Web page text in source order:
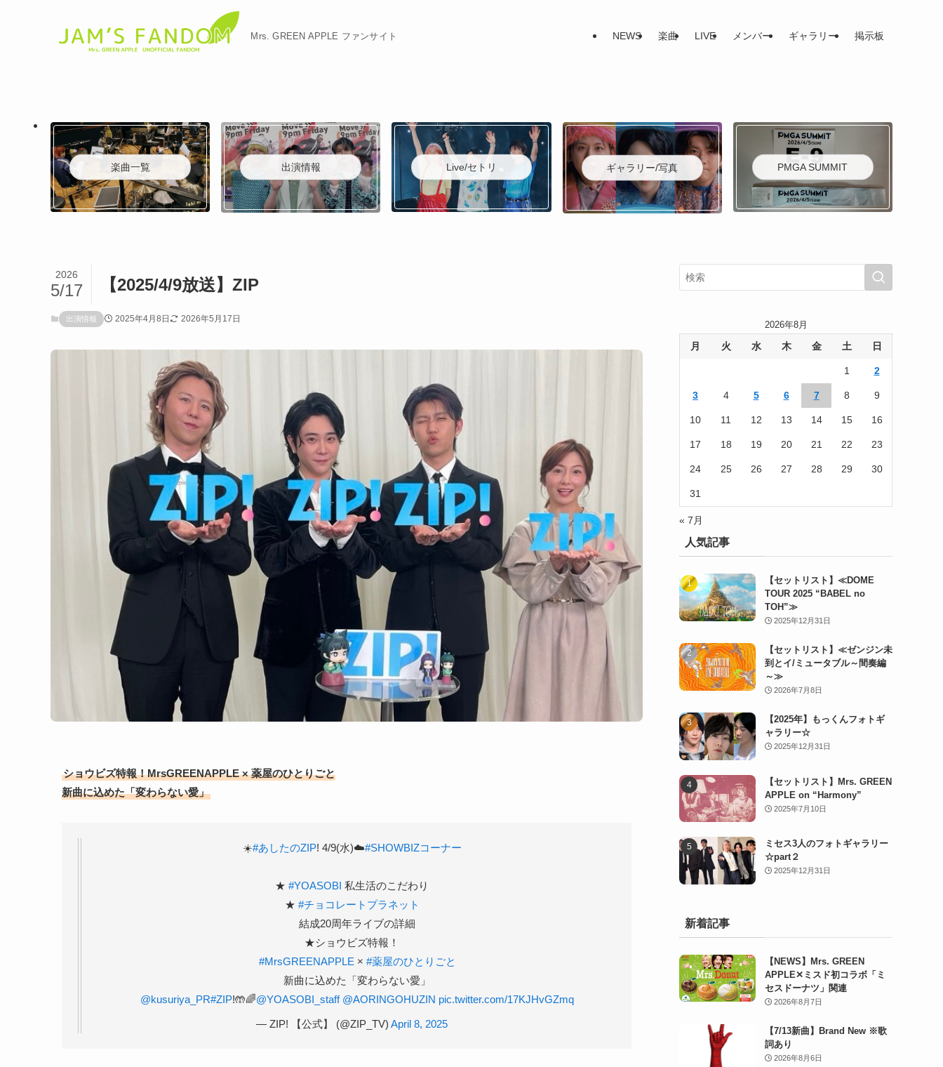
Mrs. GREEN APPLE ファンサイト NEWS 楽曲 LIVE メンバー ギャラリー 掲示板
楽曲一覧 出演情報 Live/セトリ ギャラリー/写真 PMGA SUMMIT
【2025/4/9放送】ZIP
2026
5/17
出演情報 2025年4月8日 2026年5月17日
ショウビズ特報！MrsGREENAPPLE × 薬屋のひとりごと
新曲に込めた「変わらない愛」
☀️#あしたのZIP! 4/9(水)☁️#SHOWBIZコーナー
★ #YOASOBI 私生活のこだわり
★ #チョコレートプラネット
結成20周年ライブの詳細
★ショウビズ特報！
#MrsGREENAPPLE × #薬屋のひとりごと
新曲に込めた「変わらない愛」
@kusuriya_PR#ZIP!🤲🌈@YOASOBI_staff @AORINGOHUZIN pic.twitter.com/17KJHvGZmq
— ZIP! 【公式】 (@ZIP_TV) April 8, 2025
2026年8月
月 火 水 木 金 土 日
1 2
3 4 5 6 7 8 9
10 11 12 13 14 15 16
17 18 19 20 21 22 23
24 25 26 27 28 29 30
31
« 7月
人気記事
【セットリスト】≪DOME
TOUR 2025 “BABEL no
TOH”≫
2025年12月31日
【セットリスト】≪ゼンジン未
到とイ/ミュータブル～間奏編
～≫
2026年7月8日
【2025年】もっくんフォトギ
ャラリー☆
2025年12月31日
【セットリスト】Mrs. GREEN
APPLE on “Harmony”
2025年7月10日
ミセス3人のフォトギャラリー
☆part２
2025年12月31日
新着記事
【NEWS】Mrs. GREEN
APPLE✕ミスド初コラボ「ミ
セスドーナツ」関連
2026年8月7日
【7/13新曲】Brand New ※歌
詞あり
2026年8月6日